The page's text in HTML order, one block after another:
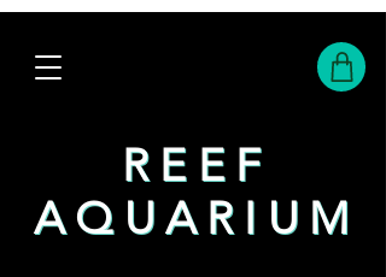
REEF
AQUARIUM
REEF
AQUARIUM